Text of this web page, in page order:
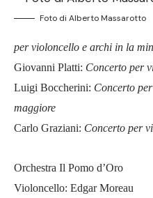
Foto di Alberto Massarotto
per violoncello e archi in la
Giovanni Platti: Concerto per
Luigi Boccherini: Concerto
maggiore
Carlo Graziani: Concerto per
Orchestra Il Pomo d’Oro
Violoncello: Edgar Moreau